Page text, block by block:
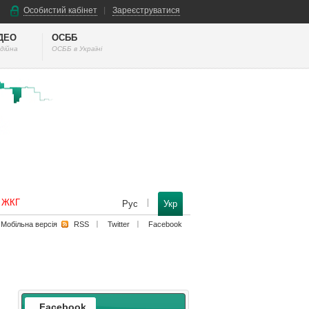
Особистий кабінет Зареєструватися
ОСББ
ОСББ в Україні
ЖКГ Рус Укр
Мобільна версiя RSS Twitter Facebook